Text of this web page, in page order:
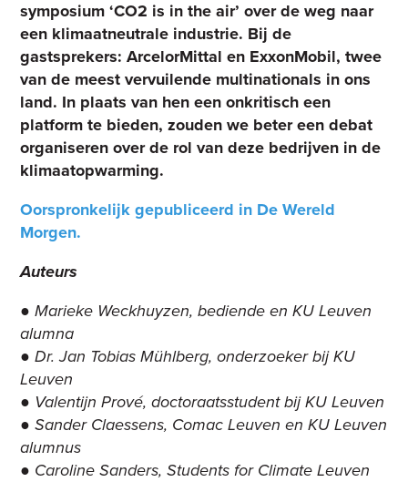
symposium ‘CO2 is in the air’ over de weg naar
een klimaatneutrale industrie. Bij de
gastsprekers: ArcelorMittal en ExxonMobil, twee
van de meest vervuilende multinationals in ons
land. In plaats van hen een onkritisch een
platform te bieden, zouden we beter een debat
organiseren over de rol van deze bedrijven in de
klimaatopwarming.
Oorspronkelijk gepubliceerd in De Wereld
Morgen.
Auteurs
● Marieke Weckhuyzen, bediende en KU Leuven
alumna
● Dr. Jan Tobias Mühlberg, onderzoeker bij KU
Leuven
● Valentijn Prové, doctoraatsstudent bij KU Leuven
● Sander Claessens, Comac Leuven en KU Leuven
alumnus
● Caroline Sanders, Students for Climate Leuven